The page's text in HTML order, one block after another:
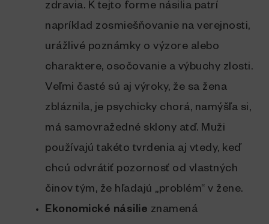
zdravia. K tejto forme násilia patrí
napríklad zosmiešňovanie na verejnosti,
urážlivé poznámky o výzore alebo
charaktere, osočovanie a výbuchy zlosti.
Veľmi časté sú aj výroky, že sa žena
zbláznila, je psychicky chorá, namýšľa si,
má samovražedné sklony atď. Muži
používajú takéto tvrdenia aj vtedy, keď
chcú odvrátiť pozornosť od vlastných
činov tým, že hľadajú „problém“ v žene.
Ekonomické násilie znamená